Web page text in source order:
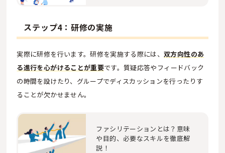
ステップ4：研修の実施
実際に研修を行います。研修を実施する際には、双方向性のあ
る進行を心がけることが重要です。質疑応答やフィードバック
の時間を設けたり、グループでディスカッションを行ったりす
ることが欠かせません。
ファシリテーションとは？意味
や目的、必要なスキルを徹底解
説！